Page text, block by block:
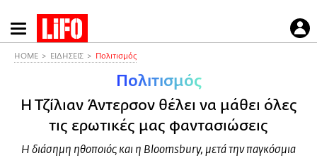
Παράκαμψη
προς
HOME ΕΙΔΗΣΕΙΣ Πολιτισμός
Πολιτισμός
Η Τζίλιαν Άντερσον θέλει να μάθει όλες
τις ερωτικές μας φαντασιώσεις
Η διάσημη ηθοποιός και η Bloomsbury, μετά την παγκόσμια